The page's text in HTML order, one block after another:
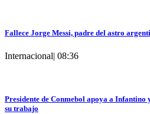
Fallece Jorge Messi, padre del astro
Internacional| 08:36
Presidente de Conmebol apoya a Infantino
su trabajo